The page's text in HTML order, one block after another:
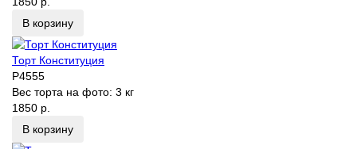
В корзину
Торт Конституция
P4555
Вес торта на фото: 3 кг
1850 р.
В корзину